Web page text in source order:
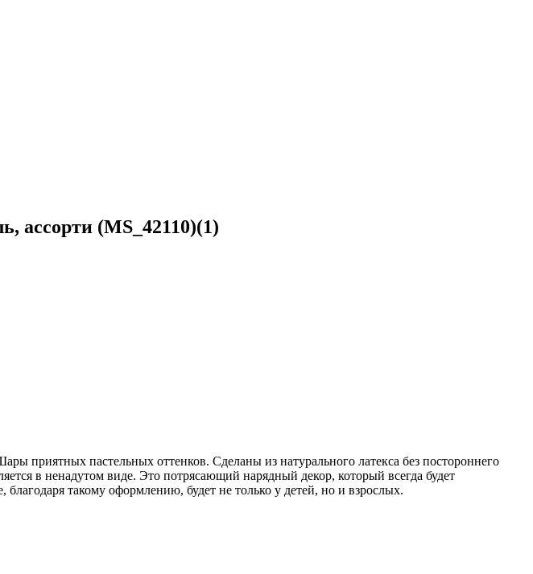
ассорти (MS_42110)(1)
приятных пастельных оттенков. Сделаны из натурального латекса без постороннего
в ненадутом виде. Это потрясающий нарядный декор, который всегда будет
такому оформлению, будет не только у детей, но и взрослых.